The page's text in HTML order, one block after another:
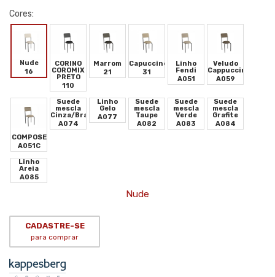
Cores:
Nude
16
CORINO
COROMIX
PRETO
110
Marrom
21
Capuccino
31
Linho
Fendi
A051
Veludo
Cappuccino
A059
COMPOSE
A051C
Suede
mescla
Cinza/Branco
A074
Linho
Gelo
A077
Suede
mescla
Taupe
A082
Suede
mescla
Verde
A083
Suede
mescla
Grafite
A084
Linho
Areia
A085
Nude
CADASTRE-SE
para comprar